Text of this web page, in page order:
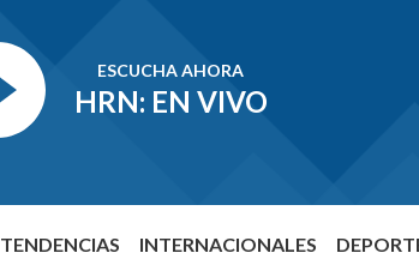
ESCUCHA AHORA
HRN: EN VIVO
TENDENCIAS INTERNACIONALES